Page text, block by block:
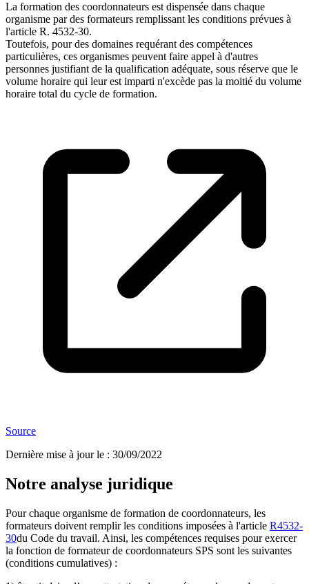
La formation des coordonnateurs est dispensée dans chaque
organisme par des formateurs remplissant les conditions prévues à
l'article R. 4532-30.
Toutefois, pour des domaines requérant des compétences
particulières, ces organismes peuvent faire appel à d'autres
personnes justifiant de la qualification adéquate, sous réserve que le
volume horaire qui leur est imparti n'excède pas la moitié du volume
horaire total du cycle de formation.
Source
Dernière mise à jour le : 30/09/2022
Notre analyse juridique
Pour chaque organisme de formation de coordonnateurs, les
formateurs doivent remplir les conditions imposées à l'article R4532-
30du Code du travail. Ainsi, les compétences requises pour exercer
la fonction de formateur de coordonnateurs SPS sont les suivantes
(conditions cumulatives) :